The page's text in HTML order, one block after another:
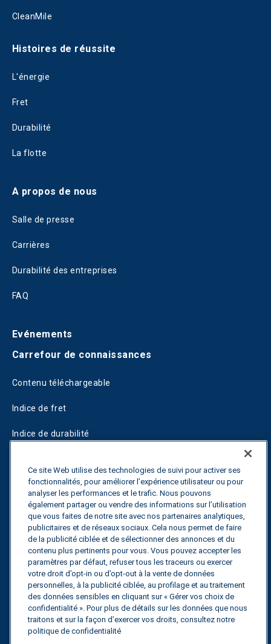
CleanMile
Histoires de réussite
L'énergie
Fret
Durabilité
La flotte
A propos de nous
Salle de presse
Carrières
Durabilité des entreprises
FAQ
Evénements
Carrefour de connaissances
Contenu téléchargeable
Indice de fret
Indice de durabilité
Guides
Fuel Savings Calculator
Calculateur d'optimisation des transports
Suivi des tarifs
Contactez nous
Ce site Web utilise des technologies de suivi pour activer ses
fonctionnalités, pour améliorer l’expérience utilisateur ou pour
analyser les performances et le trafic. Nous pouvons
également partager ou vendre des informations sur l’utilisation
que vous faites de notre site avec nos partenaires analytiques,
publicitaires et de réseaux sociaux. Cela nous permet de faire
de la publicité ciblée et de sélectionner des annonces et du
contenu plus pertinents pour vous. Vous pouvez accepter les
paramètres par défaut, refuser tous les traceurs ou exercer
votre droit d’opt-in ou d’opt-out à la vente de données
personnelles, à la publicité ciblée, au profilage et au traitement
des données sensibles en cliquant sur « Gérer vos choix de
confidentialité ». Pour plus de détails sur les données que nous
traitons et sur la façon d’exercer vos droits, consultez notre
politique de confidentialité